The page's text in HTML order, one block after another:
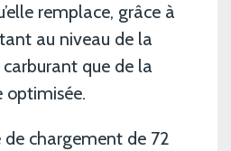
remplace, grâce à
au niveau de la
que de la
optimisée.
de chargement de 72